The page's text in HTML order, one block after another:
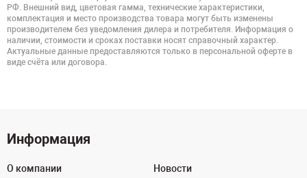
РФ. Внешний вид, цветовая гамма, технические характеристики,
комплектация и место производства товара могут быть изменены
производителем без уведомления дилера и потребителя. Информация о
наличии, стоимости и сроках поставки носят справочный характер.
Актуальные данные предоставляются только в персональной оферте в
виде счёта или договора.
Информация
О компании
Новости